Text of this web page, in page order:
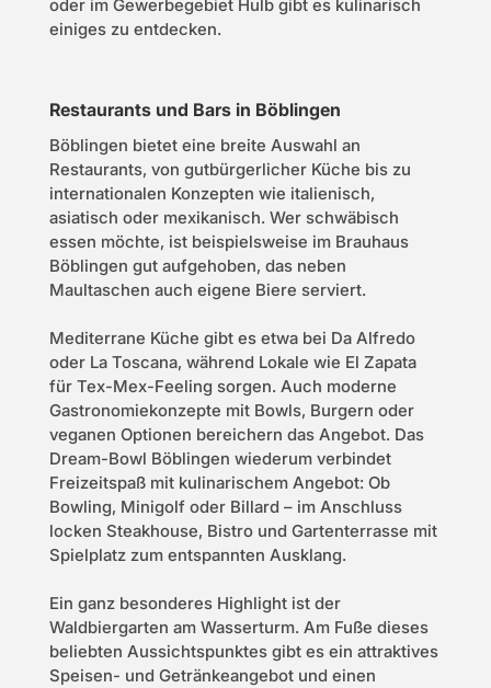
oder im Gewerbegebiet Hulb gibt es kulinarisch
einiges zu entdecken.
Restaurants und Bars in Böblingen
Böblingen bietet eine breite Auswahl an
Restaurants, von gutbürgerlicher Küche bis zu
internationalen Konzepten wie italienisch,
asiatisch oder mexikanisch. Wer schwäbisch
essen möchte, ist beispielsweise im Brauhaus
Böblingen gut aufgehoben, das neben
Maultaschen auch eigene Biere serviert.
Mediterrane Küche gibt es etwa bei Da Alfredo
oder La Toscana, während Lokale wie El Zapata
für Tex-Mex-Feeling sorgen. Auch moderne
Gastronomiekonzepte mit Bowls, Burgern oder
veganen Optionen bereichern das Angebot. Das
Dream-Bowl Böblingen wiederum verbindet
Freizeitspaß mit kulinarischem Angebot: Ob
Bowling, Minigolf oder Billard – im Anschluss
locken Steakhouse, Bistro und Gartenterrasse mit
Spielplatz zum entspannten Ausklang.
Ein ganz besonderes Highlight ist der
Waldbiergarten am Wasserturm. Am Fuße dieses
beliebten Aussichtspunktes gibt es ein attraktives
Speisen- und Getränkeangebot und einen